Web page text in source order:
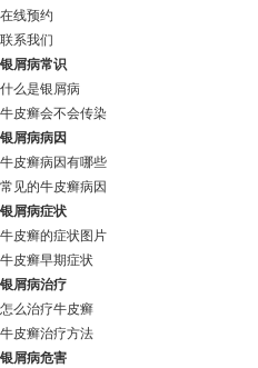
在线预约
联系我们
银屑病常识
什么是银屑病
牛皮癣会不会传染
银屑病病因
牛皮癣病因有哪些
常见的牛皮癣病因
银屑病症状
牛皮癣的症状图片
牛皮癣早期症状
银屑病治疗
怎么治疗牛皮癣
牛皮癣治疗方法
银屑病危害